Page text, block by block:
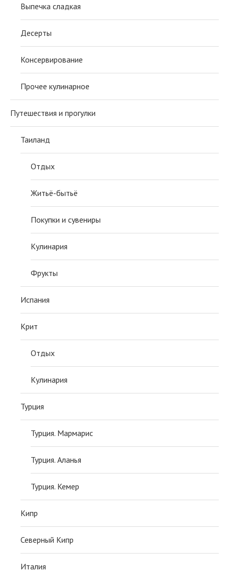
Выпечка сладкая
Десерты
Консервирование
Прочее кулинарное
Путешествия и прогулки
Таиланд
Отдых
Житьё-бытьё
Покупки и сувениры
Кулинария
Фрукты
Испания
Крит
Отдых
Кулинария
Турция
Турция. Мармарис
Турция. Аланья
Турция. Кемер
Кипр
Северный Кипр
Италия